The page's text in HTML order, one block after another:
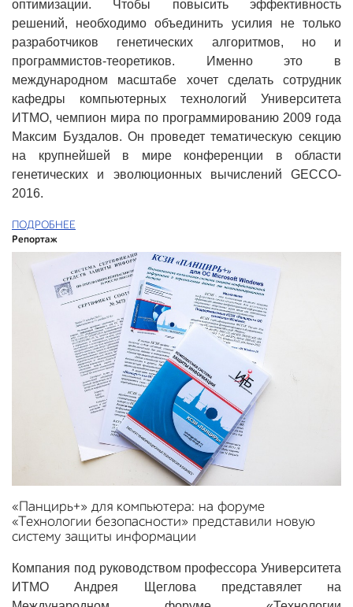
оптимизации. Чтобы повысить эффективность
решений, необходимо объединить усилия не только
разработчиков генетических алгоритмов, но и
программистов-теоретиков. Именно это в
международном масштабе хочет сделать сотрудник
кафедры компьютерных технологий Университета
ИТМО, чемпион мира по программированию 2009 года
Максим Буздалов. Он проведет тематическую секцию
на крупнейшей в мире конференции в области
генетических и эволюционных вычислений GECCO-
2016.
ПОДРОБНЕЕ
Репортаж
«Панцирь+» для компьютера: на форуме
«Технологии безопасности» представили новую
систему защиты информации
Компания под руководством профессора Университета
ИТМО Андрея Щеглова представялет на